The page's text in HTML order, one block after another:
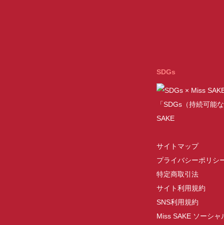
SDGs
「SDGs（持続可能
SAKE
サイトマップ
プライバシーポリシ
特定商取引法
サイト利用規約
SNS利用規約
Miss SAKE ソーシ